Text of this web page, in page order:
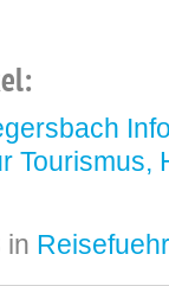
Tourismus,
in